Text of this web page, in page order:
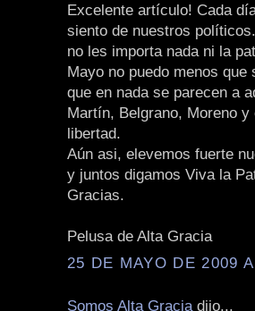
Excelente artículo! Cada
siento de nuestros
no les importa nada ni la
Mayo no puedo menos
que en nada se parecen a
Martín, Belgrano, Moreno
libertad.
Aún asi, elevemos fuerte
y juntos digamos Viva la
Gracias.
Pelusa de Alta Gracia
25 DE MAYO DE 2009
Somos Alta Gracia dijo...